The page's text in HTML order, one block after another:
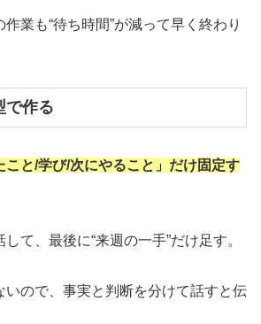
業も“待ち時間”が減って早く終わり
作る
こと/学び/次にやること」だけ固定す
て、最後に“来週の一手”だけ足す。
いので、事実と判断を分けて話すと伝